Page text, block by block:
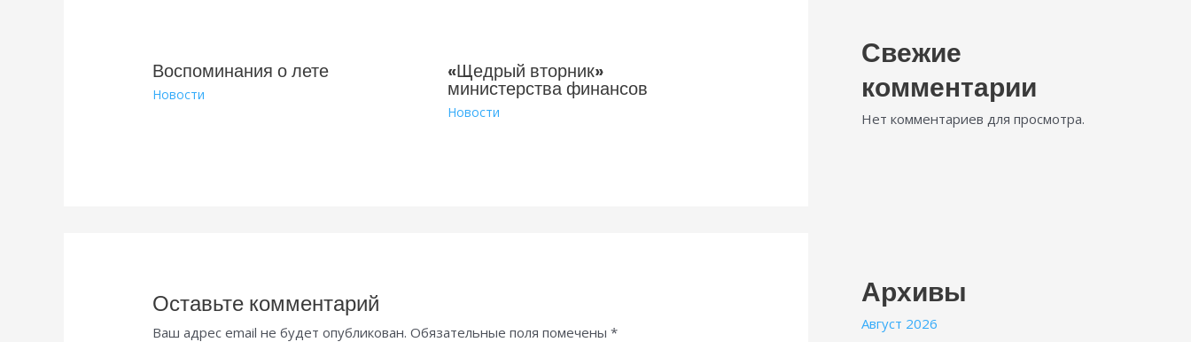
Воспоминания о лете
Новости
«Щедрый вторник»
министерства финансов
Новости
Оставьте комментарий
Ваш адрес email не будет опубликован. Обязательные поля помечены*
Свежие
комментарии
Нет комментариев для просмотра.
Архивы
Август 2026